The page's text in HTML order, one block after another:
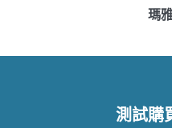
瑪
測試購